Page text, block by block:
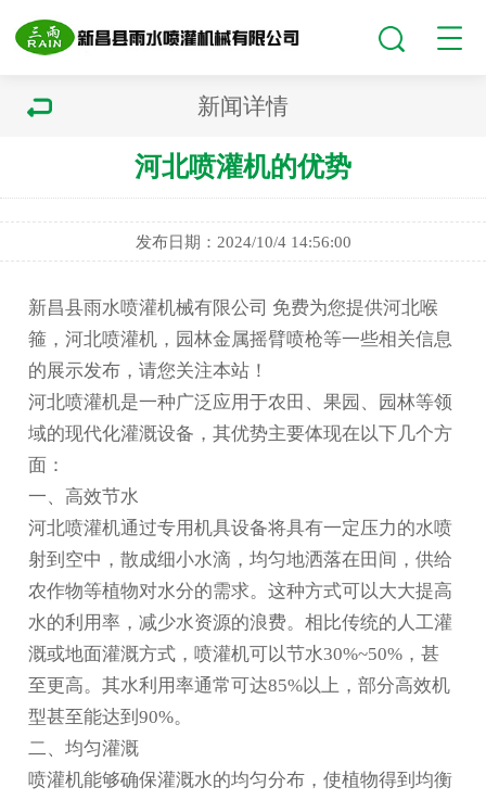
新闻详情
河北喷灌机的优势
发布日期：2024/10/4 14:56:00
新昌县雨水喷灌机械有限公司 免费为您提供河北喉
箍 ，河北喷灌机，园林金属摇臂喷枪等一些相关信息
的展示发布，请您关注本站！
河北喷灌机是一种广泛应用于农田、果园、园林等领
域的现代化灌溉设备，其优势主要体现在以下几个方
面：
一、高效节水
河北喷灌机通过专用机具设备将具有一定压力的水喷
射到空中，散成细小水滴，均匀地洒落在田间，供给
农作物等植物对水分的需求。这种方式可以大大提高
水的利用率，减少水资源的浪费。相比传统的人工灌
溉或地面灌溉方式，喷灌机可以节水30%~50%，甚
至更高。其水利用率通常可达85%以上，部分高效机
型甚至能达到90%。
二、均匀灌溉
喷灌机能够确保灌溉水的均匀分布，使植物得到均衡